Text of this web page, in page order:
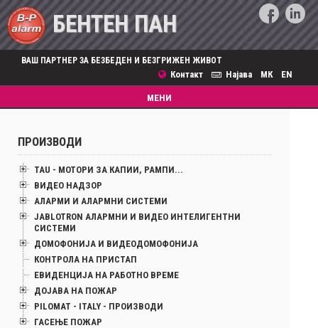
БЕНТЕН ПАН
ВАШ ПАРТНЕР ЗА БЕЗБЕДЕН И БЕЗГРИЖЕН ЖИВОТ
EN
МК
Најава
Контакт
Toggle
navigation
МЕНИ
ПРОИЗВОДИ
TAU - МОТОРИ ЗА КАПИИ, РАМПИ...
ВИДЕО НАДЗОР
АЛАРМИ И АЛАРМНИ СИСТЕМИ
JABLOTRON АЛАРМНИ И ВИДЕО ИНТЕЛИГЕНТНИ
СИСТЕМИ
ДОМОФОНИЈА И ВИДЕОДОМОФОНИЈА
КОНТРОЛА НА ПРИСТАП
ЕВИДЕНЦИЈА НА РАБОТНО ВРЕМЕ
ДОЈАВА НА ПОЖАР
PILOMAT - ITALY - ПРОИЗВОДИ
ГАСЕЊЕ ПОЖАР